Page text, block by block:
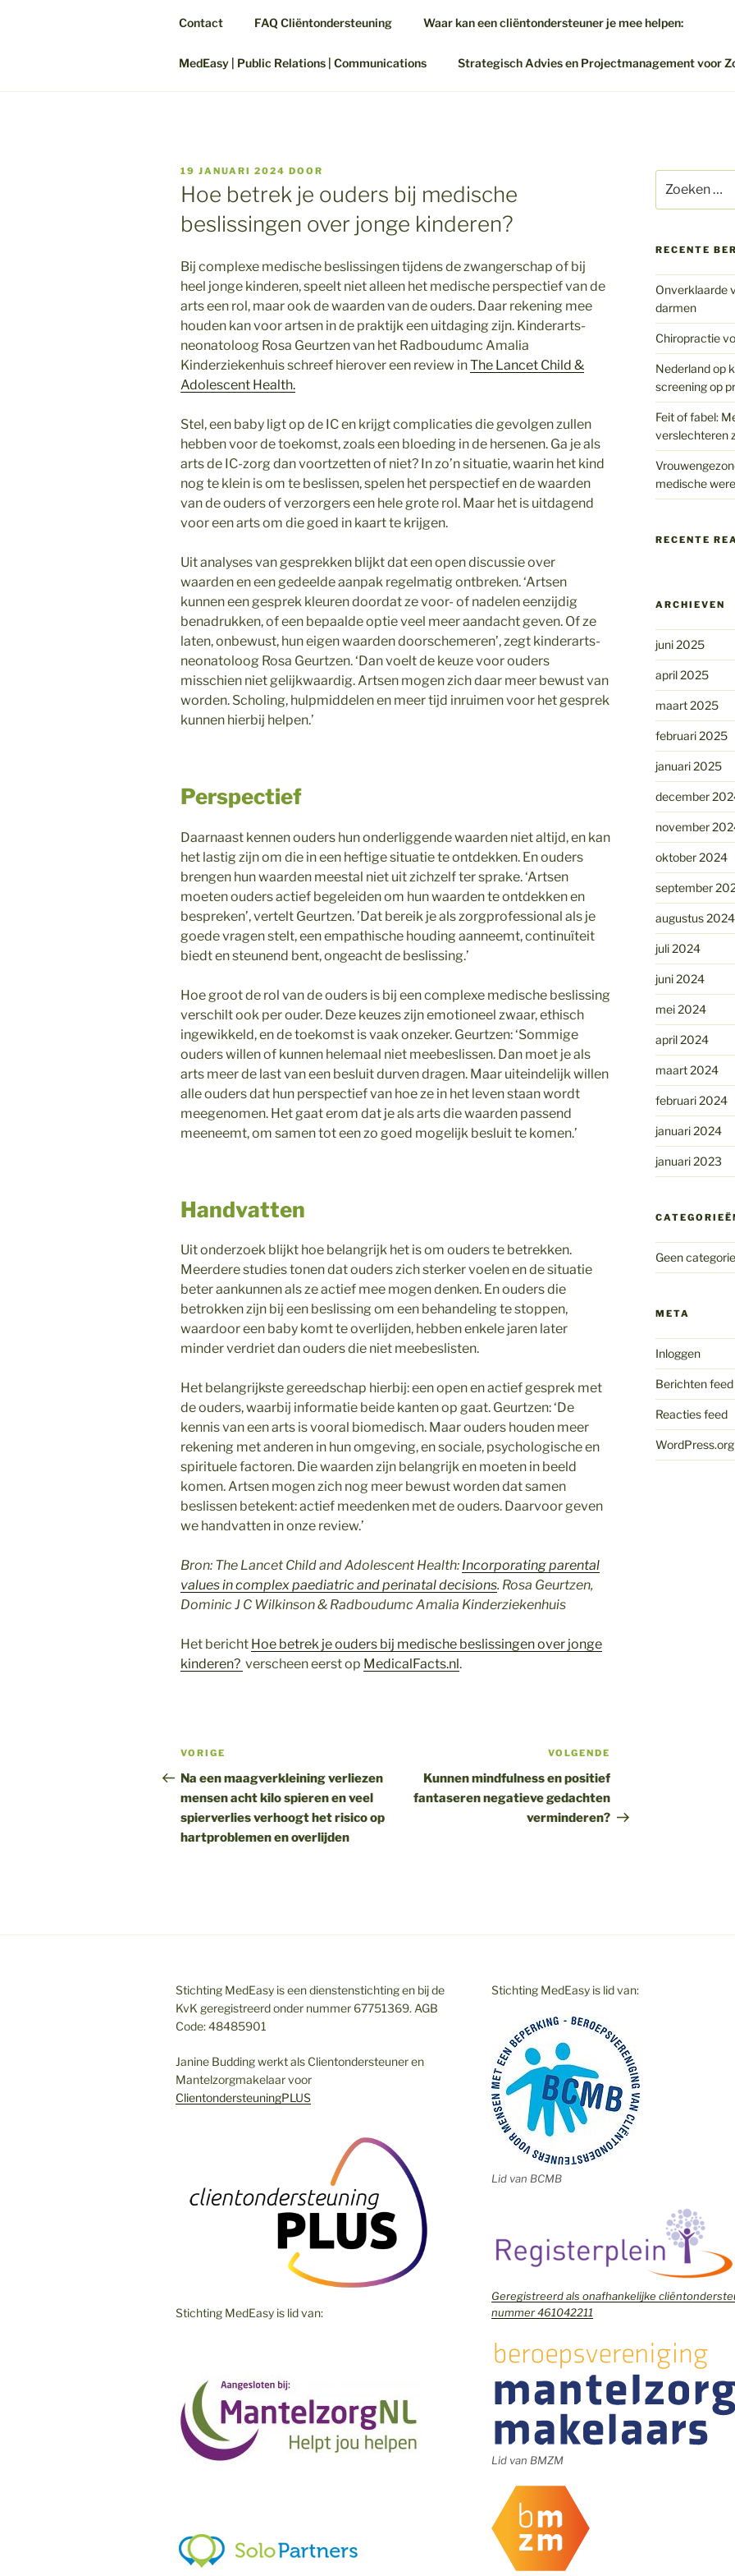
Contact FAQ Cliëntondersteuning Waar kan een cliëntondersteuner je mee helpen:
MedEasy | Public Relations | Communications Strategisch Advies en Projectmanagement voor
GEPLAATST
OP
19 JANUARI 2024 DOOR
Hoe betrek je ouders bij medische
beslissingen over jonge kinderen?
Bij complexe medische beslissingen tijdens de zwangerschap of bij
heel jonge kinderen, speelt niet alleen het medische perspectief van de
arts een rol, maar ook de waarden van de ouders. Daar rekening mee
houden kan voor artsen in de praktijk een uitdaging zijn. Kinderarts-
neonatoloog Rosa Geurtzen van het Radboudumc Amalia
Kinderziekenhuis schreef hierover een review inThe Lancet Child &
Adolescent Health.
Stel, een baby ligt op de IC en krijgt complicaties die gevolgen zullen
hebben voor de toekomst, zoals een bloeding in de hersenen. Ga je als
arts de IC-zorg dan voortzetten of niet? In zo’n situatie, waarin het kind
nog te klein is om te beslissen, spelen het perspectief en de waarden
van de ouders of verzorgers een hele grote rol. Maar het is uitdagend
voor een arts om die goed in kaart te krijgen.
Uit analyses van gesprekken blijkt dat een open discussie over
waarden en een gedeelde aanpak regelmatig ontbreken. ‘Artsen
kunnen een gesprek kleuren doordat ze voor- of nadelen eenzijdig
benadrukken, of een bepaalde optie veel meer aandacht geven. Of ze
laten, onbewust, hun eigen waarden doorschemeren’, zegt kinderarts-
neonatoloog Rosa Geurtzen. ‘Dan voelt de keuze voor ouders
misschien niet gelijkwaardig. Artsen mogen zich daar meer bewust van
worden. Scholing, hulpmiddelen en meer tijd inruimen voor het gesprek
kunnen hierbij helpen.’
Perspectief
Daarnaast kennen ouders hun onderliggende waarden niet altijd, en kan
het lastig zijn om die in een heftige situatie te ontdekken. En ouders
brengen hun waarden meestal niet uit zichzelf ter sprake. ‘Artsen
moeten ouders actief begeleiden om hun waarden te ontdekken en
bespreken’, vertelt Geurtzen. ’Dat bereik je als zorgprofessional als je
goede vragen stelt, een empathische houding aanneemt, continuïteit
biedt en steunend bent, ongeacht de beslissing.’
Hoe groot de rol van de ouders is bij een complexe medische beslissing
verschilt ook per ouder. Deze keuzes zijn emotioneel zwaar, ethisch
ingewikkeld, en de toekomst is vaak onzeker. Geurtzen: ‘Sommige
ouders willen of kunnen helemaal niet meebeslissen. Dan moet je als
arts meer de last van een besluit durven dragen. Maar uiteindelijk willen
alle ouders dat hun perspectief van hoe ze in het leven staan wordt
meegenomen. Het gaat erom dat je als arts die waarden passend
meeneemt, om samen tot een zo goed mogelijk besluit te komen.’
Handvatten
Uit onderzoek blijkt hoe belangrijk het is om ouders te betrekken.
Meerdere studies tonen dat ouders zich sterker voelen en de situatie
beter aankunnen als ze actief mee mogen denken. En ouders die
betrokken zijn bij een beslissing om een behandeling te stoppen,
waardoor een baby komt te overlijden, hebben enkele jaren later
minder verdriet dan ouders die niet meebeslisten.
Het belangrijkste gereedschap hierbij: een open en actief gesprek met
de ouders, waarbij informatie beide kanten op gaat. Geurtzen: ‘De
kennis van een arts is vooral biomedisch. Maar ouders houden meer
rekening met anderen in hun omgeving, en sociale, psychologische en
spirituele factoren. Die waarden zijn belangrijk en moeten in beeld
komen. Artsen mogen zich nog meer bewust worden dat samen
beslissen betekent: actief meedenken met de ouders. Daarvoor geven
we handvatten in onze review.’
Bron: The Lancet Child and Adolescent Health: Incorporating parental
values in complex paediatric and perinatal decisions. Rosa Geurtzen,
Dominic J C Wilkinson & Radboudumc Amalia Kinderziekenhuis
Het bericht Hoe betrek je ouders bij medische beslissingen over jonge
kinderen? verscheen eerst op MedicalFacts.nl.
Bericht
navigatie
Vorig
bericht
VORIGE
Na een maagverkleining verliezen
mensen acht kilo spieren en veel
spierverlies verhoogt het risico op
hartproblemen en overlijden
bericht
VOLGENDE
Kunnen mindfulness en positief
fantaseren negatieve gedachten
verminderen?
naar:
RECENTE
Onverklaarde
darmen
Chiropractie
Nederland op
screening op
Feit of fabel:
verslechteren
medische
RECENTE
ARCHIEVEN
juni 2025
april 2025
maart 2025
februari 2025
januari 2025
december
november
oktober 2024
september
augustus 2024
juli 2024
juni 2024
mei 2024
april 2024
maart 2024
februari 2024
januari 2024
januari 2023
Geen categorie
META
Inloggen
Berichten feed
Reacties feed
WordPress.org
Stichting MedEasy is een dienstenstichting en bij de
KvK geregistreerd onder nummer 67751369. AGB
Code: 48485901
Janine Budding werkt als Clientondersteuner en
Mantelzorgmakelaar voor
ClientondersteuningPLUS
Stichting MedEasy is lid van:
Stichting MedEasy is lid van:
Lid van BCMB
Geregistreerd als onafhankelijke
nummer 461042211
Lid van BMZM